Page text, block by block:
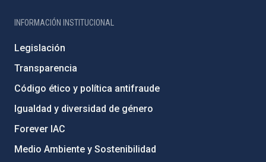
INFORMACIÓN INSTITUCIONAL
Legislación
Transparencia
Código ético y política antifraude
Igualdad y diversidad de género
Forever IAC
Medio Ambiente y Sostenibilidad